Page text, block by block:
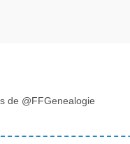
de @FFGenealogie